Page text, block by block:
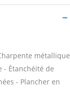
métallique
- Étanchéité de
- Plancher en